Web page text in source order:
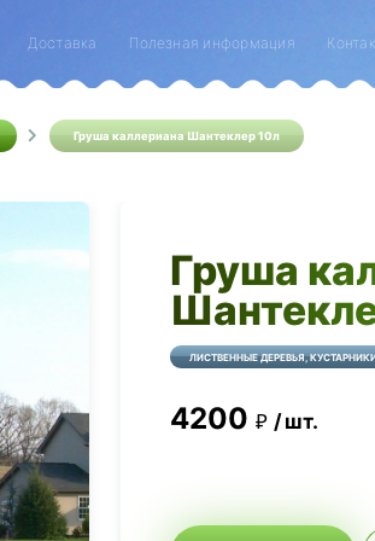
Доставка Полезная информация
Груша каллериана Шантеклер 10л
Груша
ЛИСТВЕННЫЕ ДЕРЕВЬЯ,
4200 шт.